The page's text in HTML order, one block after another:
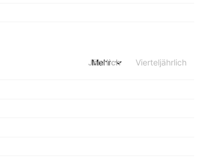
Jährlich Vierteljährlich
Mehr